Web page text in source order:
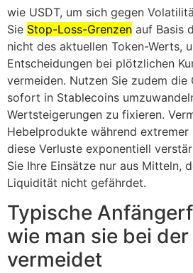
wie USDT, um sich gegen
Sie Stop-Loss-Grenzen auf Basis
nicht des aktuellen Token-Werts,
Entscheidungen bei plötzlichen
vermeiden. Nutzen Sie zudem die
sofort in Stablecoins
Wertsteigerungen zu fixieren.
Hebelprodukte während extremer
diese Verluste exponentiell
Sie Ihre Einsätze nur aus Mitteln,
Liquidität nicht gefährdet.
Typische
wie man sie bei
vermeidet